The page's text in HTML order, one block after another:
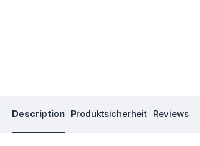
Description Produktsicherheit Reviews